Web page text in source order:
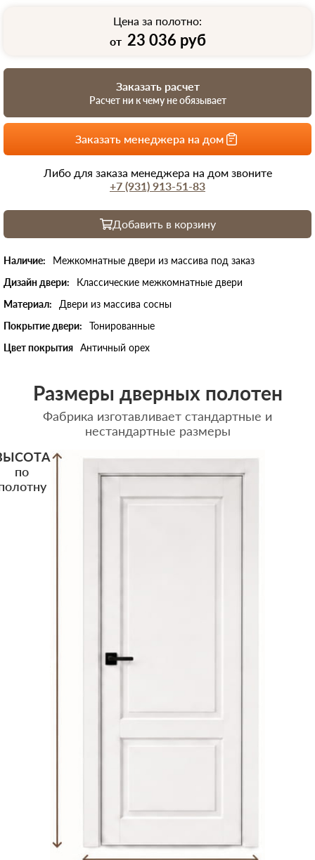
Цена за полотно:
от 23 036 руб
Добавить в корзину
Наличие:
Межкомнатные двери из массива под заказ
Дизайн двери:
Классические межкомнатные двери
Материал:
Двери из массива сосны
Покрытие двери:
Тонированные
Цвет покрытия Античный орех
Заказать расчет
Расчет ни к чему не обязывает
Заказать менеджера на дом
Либо для заказа менеджера на дом звоните
+7 (931) 913-51-83
Размеры дверных полотен
Фабрика изготавливает стандартные и
нестандартные размеры
по